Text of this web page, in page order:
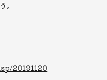
。
20191120